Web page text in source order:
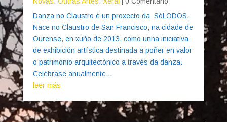
Danza no Claustro é un proxecto da SóLODOS.
Nace no Claustro de San Francisco, na cidade de
Ourense, en xuño de 2013, como unha iniciativa
de exhibición artística destinada a poñer en valor
o patrimonio arquitectónico a través da danza.
Celébrase anualmente...
leer más